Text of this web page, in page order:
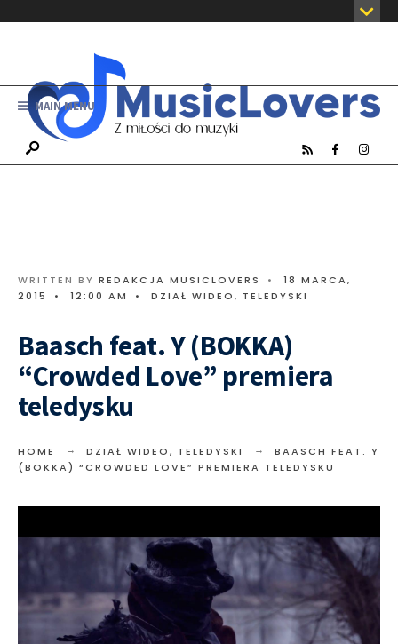
MAIN MENU
WRITTEN BY REDAKCJA MUSICLOVERS •
18 MARCA,
2015
• 12:00 AM • DZIAŁ WIDEO, TELEDYSKI
Baasch feat. Y (BOKKA)
“Crowded Love” premiera
teledysku
HOME DZIAŁ WIDEO, TELEDYSKI
BAASCH FEAT. Y
(BOKKA) “CROWDED LOVE” PREMIERA TELEDYSKU